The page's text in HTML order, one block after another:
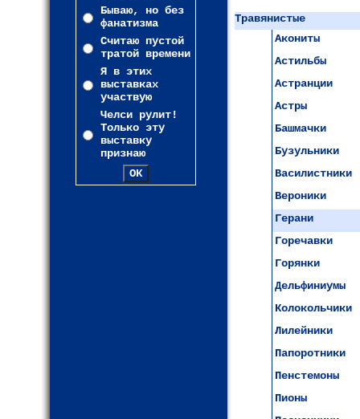
Бываю, но без
фанатизма
Считаю пустой
тратой времени
Я в этих
выставках
участвую
Челси рулит!
Только эту
выставку
признаю
Травянистые
Акониты
Астильбы
Астранции
Астры
Башмачки
Бузульники
Василистники
Вероники
Герани
Горечавки
Горянки
Дельфиниумы
Колокольчики
Лилейники
Папоротники
Пенстемоны
Пионы